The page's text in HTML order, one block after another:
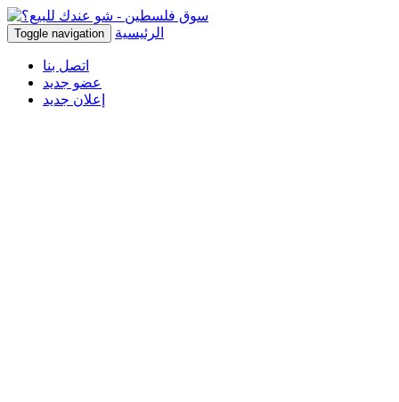
Toggle navigation الرئيسية
اتصل بنا
عضو جديد
إعلان جديد